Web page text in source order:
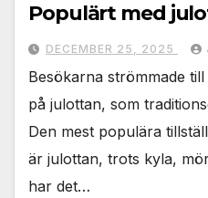
Populärt med
DECEMBER 25, 2025
Besökarna strömmade
på julottan, som
Den mest populära
är julottan, trots kyla,
har det…